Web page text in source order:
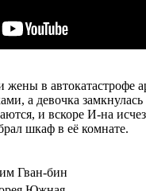
жены в
а девочка
и вскоре И-на
шкаф в её комнате.
Гван-бин